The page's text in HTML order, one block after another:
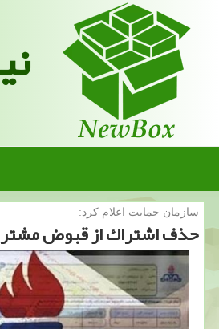
سازمان حمایت اعلام كرد:
حذف اشتراك از قبوض